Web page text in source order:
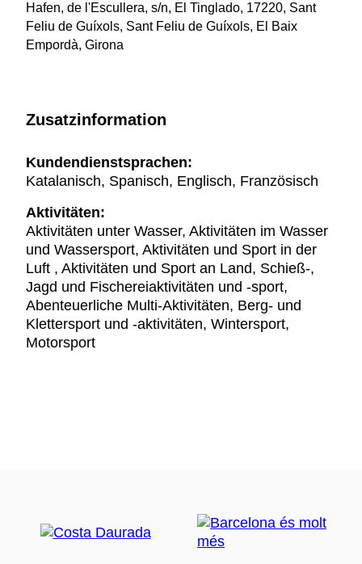
Hafen, de l'Escullera, s/n, El Tinglado, 17220, Sant
Feliu de Guíxols, Sant Feliu de Guíxols, El Baix
Empordà, Girona
Zusatzinformation
Kundendienstsprachen:
Katalanisch, Spanisch, Englisch, Französisch
Aktivitäten:
Aktivitäten unter Wasser, Aktivitäten im Wasser
und Wassersport, Aktivitäten und Sport in der
Luft , Aktivitäten und Sport an Land, Schieß-,
Jagd und Fischereiaktivitäten und -sport,
Abenteuerliche Multi-Aktivitäten, Berg- und
Klettersport und -aktivitäten, Wintersport,
Motorsport